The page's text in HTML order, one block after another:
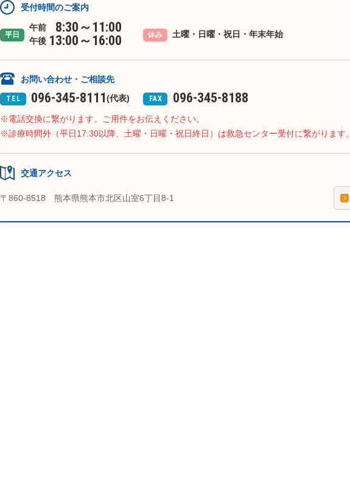
受付時間のご案内
平日
午前 8:30～11:00
午後 13:00～16:00 休み 土曜・日曜・祝日・年末年始
お問い合わせ・ご相談先
TEL 096-345-8111(代表) FAX 096-345-8188
電話交換に繋がります。ご用件をお伝えください。
診療時間外（平日17:30以降、土曜・日曜・祝日終日）は救急センター受付に繋がります。
交通アクセス
〒860-8518 熊本県熊本市北区山室6丁目8-1